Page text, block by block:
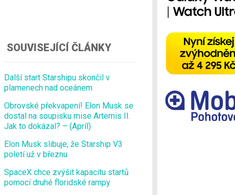
SOUVISEJÍCÍ ČLÁNKY
Další start Starshipu skončil v
plamenech nad oceánem
Obrovské překvapení! Elon Musk se
dostal na soupisku mise Artemis II.
Jak to dokázal? – (Apríl)
Elon Musk slibuje, že Starship V3
poletí už v březnu
SpaceX chce zvýšit kapacitu startů
pomocí druhé floridské rampy